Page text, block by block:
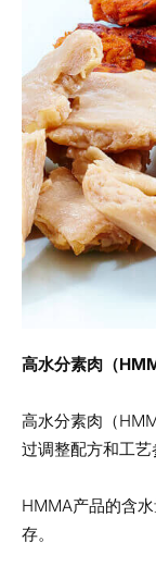
高水分素肉（
高水分素肉（
过调整配方和工艺
HMMA产品的含
存。